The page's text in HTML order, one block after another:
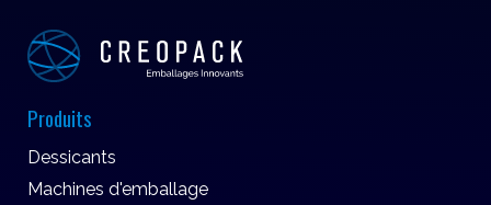
Produits
Dessicants
Machines d'emballage